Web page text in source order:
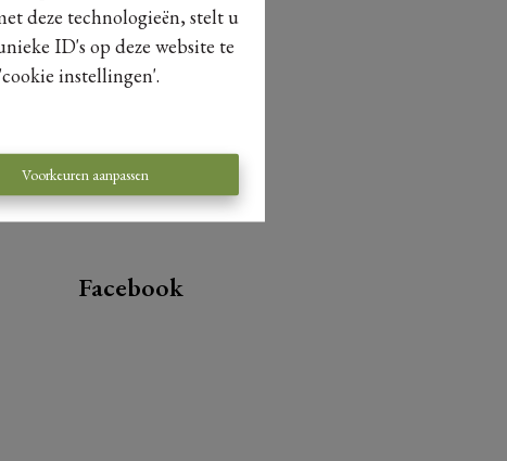
deze technologieën, stelt u
ID's op deze website te
instellingen'.
Voorkeuren aanpassen
Facebook